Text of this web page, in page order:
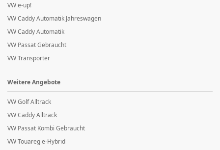
VW e-up!
VW Caddy Automatik Jahreswagen
VW Caddy Automatik
VW Passat Gebraucht
VW Transporter
Weitere Angebote
VW Golf Alltrack
VW Caddy Alltrack
VW Passat Kombi Gebraucht
VW Touareg e-Hybrid